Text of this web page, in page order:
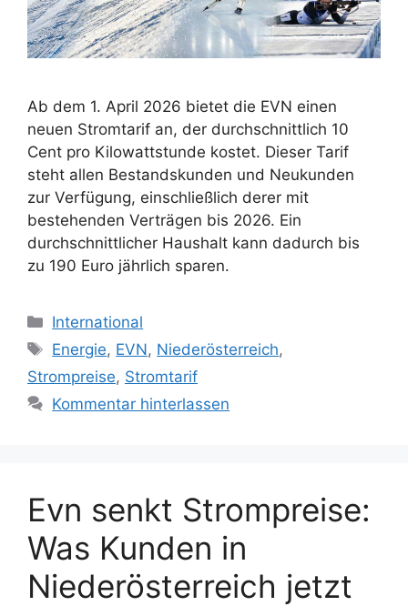
Ab dem 1. April 2026 bietet die EVN einen
neuen Stromtarif an, der durchschnittlich 10
Cent pro Kilowattstunde kostet. Dieser Tarif
steht allen Bestandskunden und Neukunden
zur Verfügung, einschließlich derer mit
bestehenden Verträgen bis 2026. Ein
durchschnittlicher Haushalt kann dadurch bis
zu 190 Euro jährlich sparen.
Kategorien
International
Schlagwörter
Energie, EVN, Niederösterreich,
Strompreise, Stromtarif
Kommentar hinterlassen
Evn senkt Strompreise:
Was Kunden in
Niederösterreich jetzt